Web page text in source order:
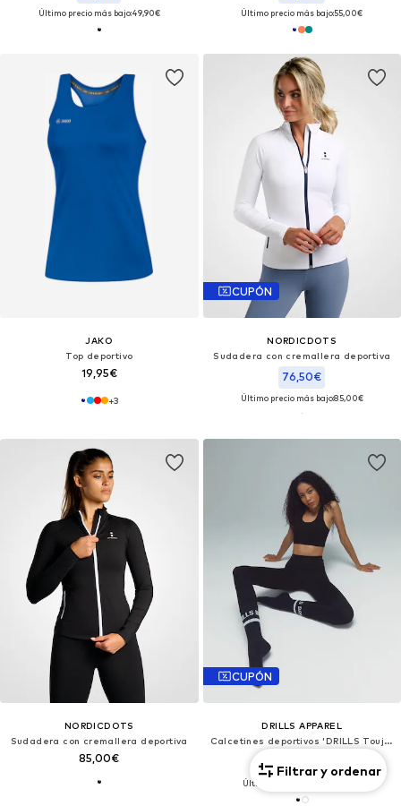
Último precio más bajo:49,90€ Último precio más bajo:55,00€
JAKO
Top deportivo
19,95€
+3
CUPÓN
NORDICDOTS
Sudadera con cremallera deportiva
76,50€
Último precio más bajo:85,00€
NORDICDOTS
Sudadera con cremallera deportiva
85,00€
CUPÓN
DRILLS APPAREL
Calcetines deportivos 'DRILLS Toujours'
Último precio más bajo:
Filtrar y ordenar